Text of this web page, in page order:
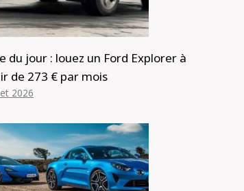
du jour : louez un Ford Explorer à
de 273 € par mois
2026